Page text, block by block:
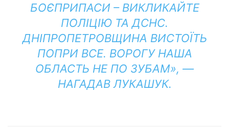
БОЄПРИПАСИ – ВИКЛИКАЙТЕ
ПОЛІЦІЮ ТА ДСНС.
ДНІПРОПЕТРОВЩИНА ВИСТОЇТЬ
ПОПРИ ВСЕ. ВОРОГУ НАША
ОБЛАСТЬ НЕ ПО ЗУБАМ», —
НАГАДАВ ЛУКАШУК.